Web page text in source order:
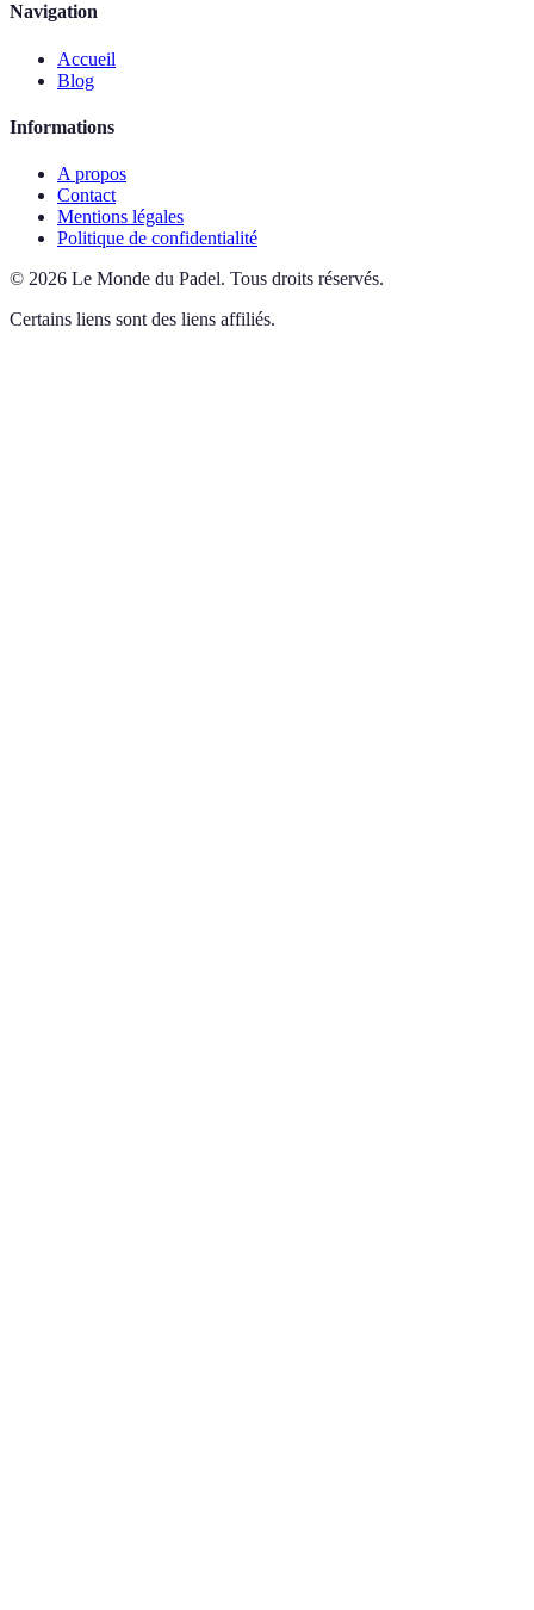
Navigation
Accueil
Blog
Informations
A propos
Contact
Mentions légales
Politique de confidentialité
© 2026 Le Monde du Padel. Tous droits réservés.
Certains liens sont des liens affiliés.